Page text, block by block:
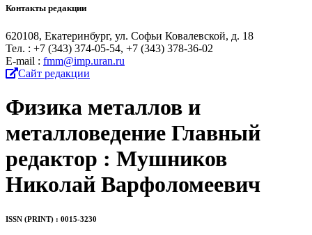
Контакты редакции
620108, Екатеринбург, ул. Софьи Ковалевской, д. 18
Тел. : +7 (343) 374-05-54, +7 (343) 378-36-02
Е-mail : fmm@imp.uran.ru
Сайт редакции
Физика металлов и
металловедение Главный
редактор : Мушников
Николай Варфоломеевич
ISSN (PRINT) : 0015-3230